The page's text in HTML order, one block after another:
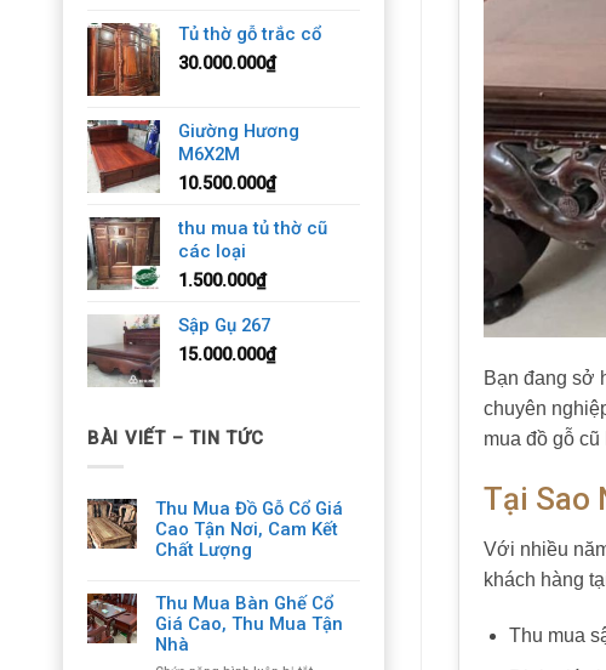
Tủ thờ gỗ trắc cổ
30.000.000₫
Giường Hương
M6X2M
10.500.000₫
thu mua tủ thờ cũ
các loại
1.500.000₫
Sập Gụ 267
15.000.000₫
BÀI VIẾT – TIN TỨC
Thu Mua Đồ Gỗ Cổ Giá
Cao Tận Nơi, Cam Kết
Chất Lượng
Thu Mua Bàn Ghế Cổ
Giá Cao, Thu Mua Tận
Nhà
Bạn đang sở
chuyên
mua đồ gỗ
Tại Sao
Với nhiều
khách hàng
Thu mua